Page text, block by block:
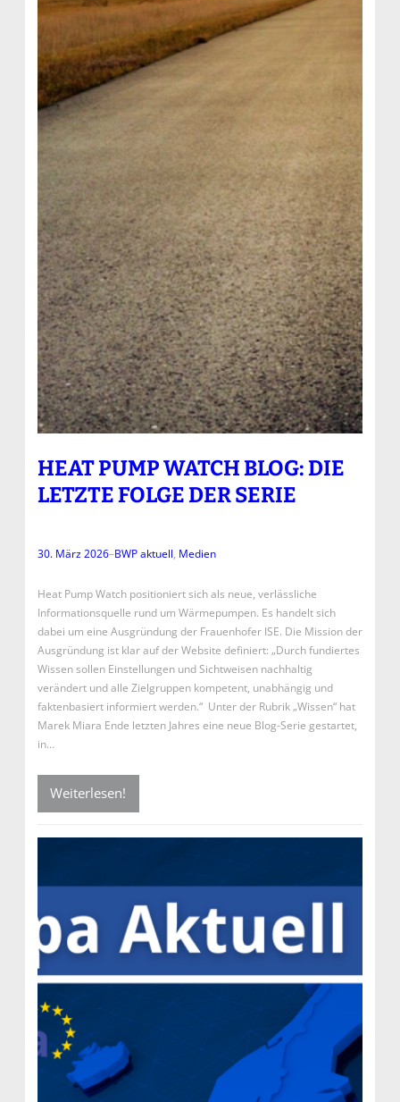
HEAT PUMP WATCH BLOG: DIE
LETZTE FOLGE DER SERIE
30. März 2026–BWP aktuell, Medien
Heat Pump Watch positioniert sich als neue, verlässliche
Informationsquelle rund um Wärmepumpen. Es handelt sich
dabei um eine Ausgründung der Frauenhofer ISE. Die Mission der
Ausgründung ist klar auf der Website definiert: „Durch fundiertes
Wissen sollen Einstellungen und Sichtweisen nachhaltig
verändert und alle Zielgruppen kompetent, unabhängig und
faktenbasiert informiert werden.“ Unter der Rubrik „Wissen“ hat
Marek Miara Ende letzten Jahres eine neue Blog-Serie gestartet,
in…
Weiterlesen!